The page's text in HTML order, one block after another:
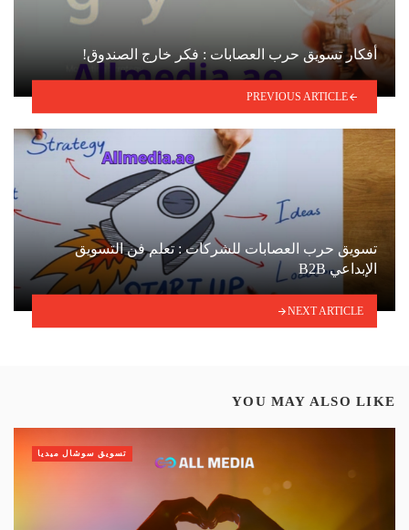
أفكار تسويق حرب العصابات : فكر خارج الصندوق!
PREVIOUS ARTICLE
تسويق حرب العصابات للشركات : تعلم فن التسويق
الإبداعي B2B
NEXT ARTICLE
YOU MAY ALSO LIKE
تسويق سوشال ميديا